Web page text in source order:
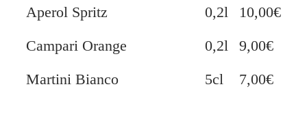
Aperol Spritz
0,2l
10,00€
Campari Orange
0,2l
9,00€
Martini Bianco
5cl 7,00€